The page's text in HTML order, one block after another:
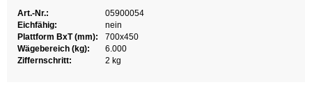
Art.-Nr.:
05900054
Eichfähig:
nein
Plattform BxT (mm):
700x450
Wägebereich (kg):
6.000
Ziffernschritt:
2 kg